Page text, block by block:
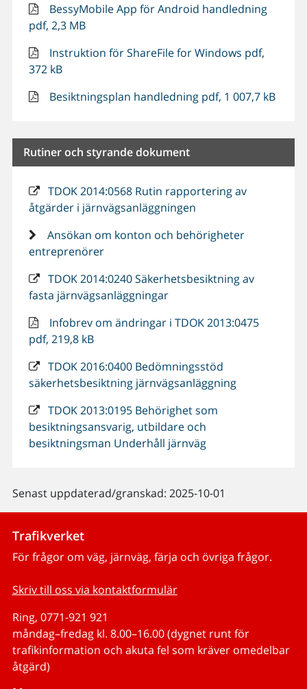
BessyMobile App för Android handledning
pdf, 2,3 MB
Instruktion för ShareFile for Windows pdf,
372 kB
Besiktningsplan handledning pdf, 1 007,7 kB
Rutiner och styrande dokument
TDOK 2014:0568 Rutin rapportering av
åtgärder i järnvägsanläggningen
Ansökan om konton och behörigheter
entreprenörer
TDOK 2014:0240 Säkerhetsbesiktning av
fasta järnvägsanläggningar
Infobrev om ändringar i TDOK 2013:0475
pdf, 219,8 kB
TDOK 2016:0400 Bedömningsstöd
säkerhetsbesiktning järnvägsanläggning
TDOK 2013:0195 Behörighet som
besiktningsansvarig, utbildare och
besiktningsman Underhåll järnväg
Senast uppdaterad/granskad: 2025-10-01
Trafikverket
För frågor om väg, järnväg, färja och övriga frågor.
Skriv till oss via kontaktformulär
Ring, 0771-921 921
måndag–fredag kl. 8.00–16.00 (dygnet runt för
trafikinformation och akuta fel som kräver omedelbar
åtgärd)